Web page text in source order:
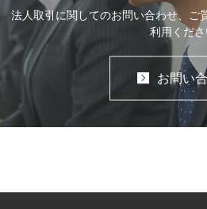
法人取引に関してのお問い合わせ、ご
利用くださ
お問い